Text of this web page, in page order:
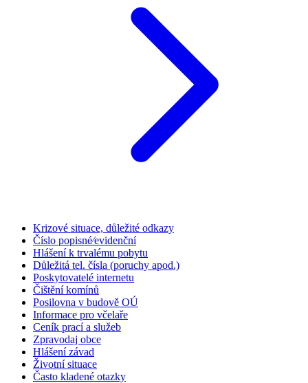
Krizové situace, důležité odkazy
Číslo popisné⁄evidenční
Hlášení k trvalému pobytu
Důležitá tel. čísla (poruchy apod.)
Poskytovatelé internetu
Čištění komínů
Posilovna v budově OÚ
Informace pro včelaře
Ceník prací a služeb
Zpravodaj obce
Hlášení závad
Životní situace
Často kladené otazky